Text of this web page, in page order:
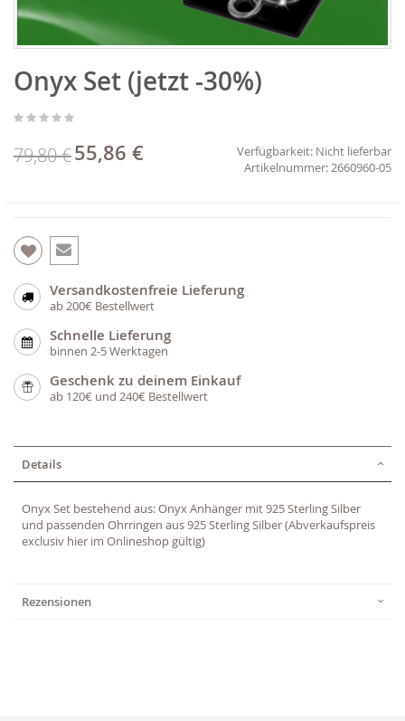
Anfang
der
springen
Onyx Set (jetzt -30%)
79,80 € Sonderpreis
55,86 € Verfügbarkeit: Nicht lieferbar
2660960-05
Versandkostenfreie Lieferung
ab 200€ Bestellwert
Schnelle Lieferung
binnen 2-5 Werktagen
Geschenk zu deinem Einkauf
ab 120€ und 240€ Bestellwert
Details
Onyx Set bestehend aus: Onyx Anhänger mit 925 Sterling Silber
und passenden Ohrringen aus 925 Sterling Silber (Abverkaufspreis
exclusiv hier im Onlineshop gültig)
Rezensionen